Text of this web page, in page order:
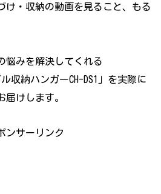
け・収納の動画を見ること、もる
悩みを解決してくれる
収納ハンガーCH-DS1」を実際に
届けします。
ンサーリンク